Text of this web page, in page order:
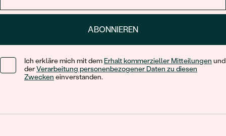
ABONNIEREN
Ich erkläre mich mit dem Erhalt kommerzieller Mitteilungen und
derVerarbeitung personenbezogener Daten zu diesen
Zwecken einverstanden.